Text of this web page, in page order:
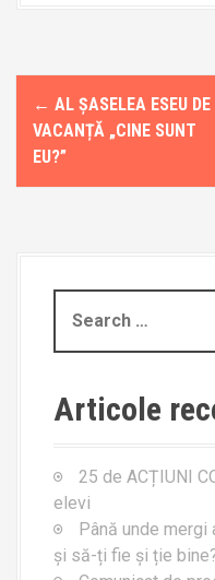
P
o
s
← AL ȘASELEA ESEU DE
VACANȚĂ „CINE SUNT
EU?”
a
c
o
r
:
Articole
25 de ACȚIUNI
elevi
Până unde
și să-ți fie și ție